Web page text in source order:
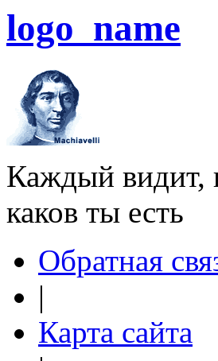
logo_name
Каждый видит,
каков ты есть
Обратная
|
Карта сайта